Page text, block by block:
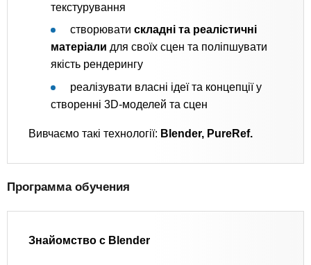
текстурування
створювати складні та реалістичні
матеріали для своїх сцен та поліпшувати
якість рендерингу
реалізувати власні ідеї та концепції у
створенні 3D-моделей та сцен
Вивчаємо такі технології: Blender, PureRef.
Программа обучения
Знайомство с Blender